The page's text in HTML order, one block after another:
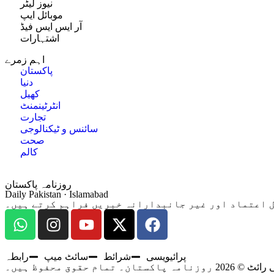
نیوز لیٹر
موبائل ایپ
آر ایس ایس فیڈ
اشتہارات
اہم زمرے
پاکستان
دنیا
کھیل
انٹرٹینمنٹ
تجارت
سائنس و ٹیکنالوجی
صحت
کالم
روزنامہ پاکستان
Daily Pakistan · Islamabad
رابطہ سائٹ میپ شرائط
پرائیویسی
پاکستان۔ تمام حقوق محفوظ ہیں۔